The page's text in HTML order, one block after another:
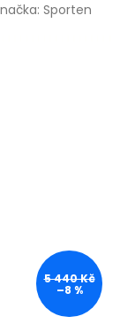
Sporten
5 440 Kč
–8 %